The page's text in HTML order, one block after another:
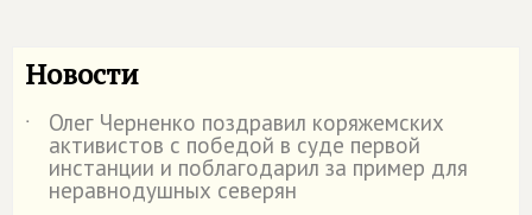
Новости
˙ Олег Черненко поздравил коряжемских
активистов с победой в суде первой
инстанции и поблагодарил за пример для
неравнодушных северян